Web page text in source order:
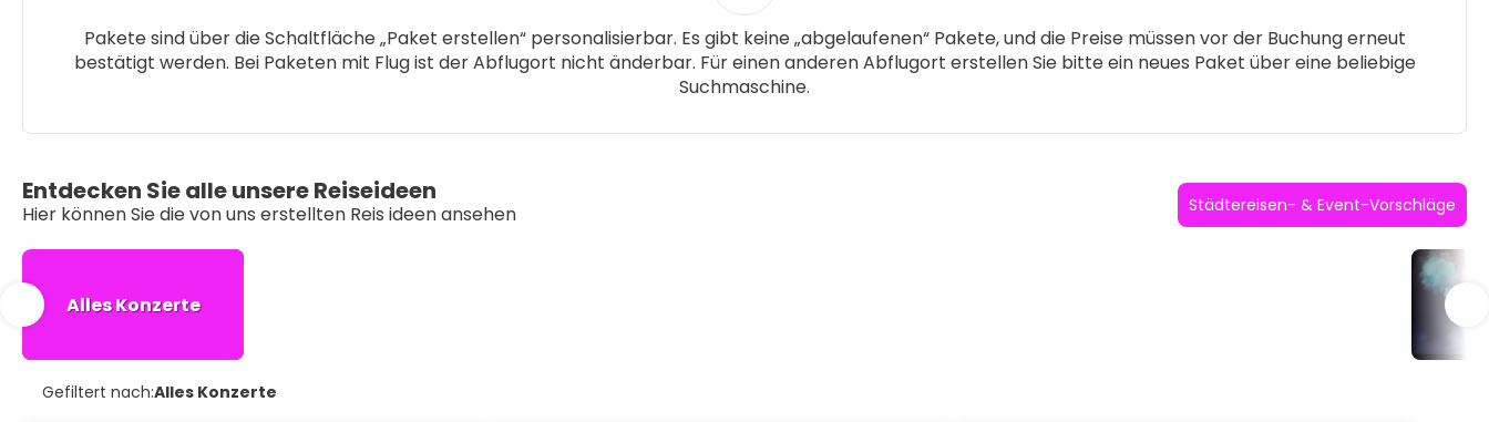
Pakete sind über die Schaltfläche „Paket erstellen“ personalisierbar. Es gibt keine „abgelaufenen“ Pakete, und die Preise müssen vor der Buchung erneut
bestätigt werden. Bei Paketen mit Flug ist der Abflugort nicht änderbar. Für einen anderen Abflugort erstellen Sie bitte ein neues Paket über eine beliebige
Suchmaschine.
Entdecken Sie alle unsere Reiseideen
Hier können Sie die von uns erstellten Reis ideen ansehen Städtereisen- & Event-Vorschläge
Alles Konzerte
Gefiltert nach:Alles Konzerte